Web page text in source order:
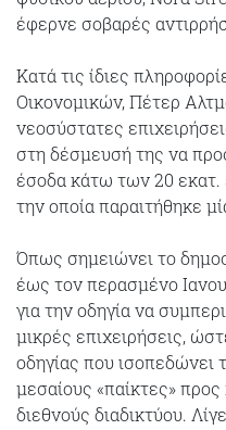
έφερνε σοβαρές
Κατά τις ίδιες
Οικονομικών, Πέτερ
νεοσύστατες
στη δέσμευσή της να
έσοδα κάτω των 20
την οποία παραιτήθηκε
Όπως σημειώνει το
έως τον περασμένο
για την οδηγία να
μικρές επιχειρήσεις,
οδηγίας που ισοπεδώνει
μεσαίους «παίκτες»
διεθνούς διαδικτύου.